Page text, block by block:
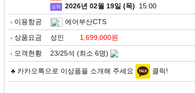
도착 2026년 02월 19일 (목)
15:00
이용항공
에어부산CTS
상품요금
성인
1,699,000원
모객현황
23/25석 (최소 6명)
♣ 카카오톡으로 이상품을 소개해 주세요 클릭!